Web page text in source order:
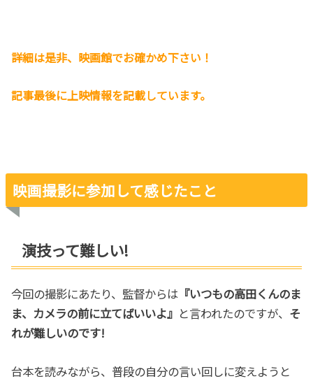
詳細は是非、映画館でお確かめ下さい！
記事最後に上映情報を記載しています。
映画撮影に参加して感じたこと
演技って難しい!
今回の撮影にあたり、監督からは 『いつもの高田くんのま
ま、カメラの前に立てばいいよ』 と言われたのですが、 そ
れが難しいのです!
台本を読みながら、普段の自分の言い回しに変えようと